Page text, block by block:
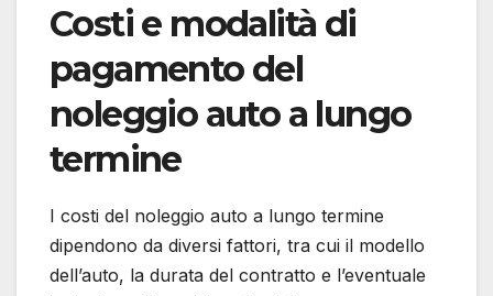
Costi e modalità di
pagamento del
noleggio auto a lungo
termine
I costi del noleggio auto a lungo termine
dipendono da diversi fattori, tra cui il modello
dell’auto, la durata del contratto e l’eventuale